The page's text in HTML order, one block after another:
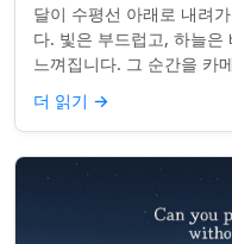
달이 수평선 아래로 내려
다. 빛은 부드럽고, 하늘은
느껴집니다. 그 순간을 카
치가 있습니다. 간단한 팁:...
더 읽기 →